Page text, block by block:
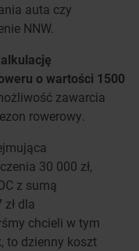
auta czy
NNW.
o wartości 1500
zawarcia
rowerowy.
30 000 zł,
z sumą
dla
chcieli w tym
to dzienny koszt